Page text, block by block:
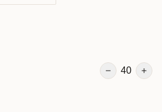
40